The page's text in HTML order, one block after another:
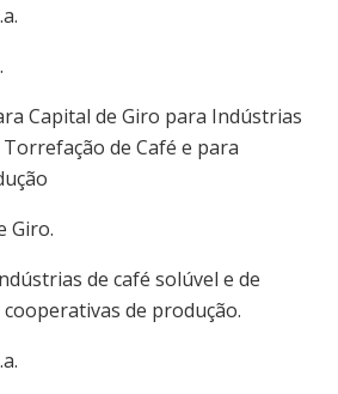
Capital de Giro para Indústrias
de Café e para
Giro.
de café solúvel e de
de produção.